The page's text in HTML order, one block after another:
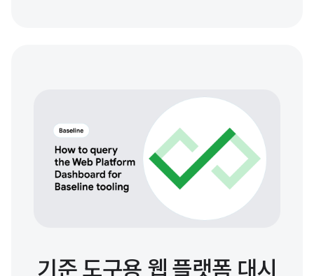
기준 도구용 웹 플랫폼 대시